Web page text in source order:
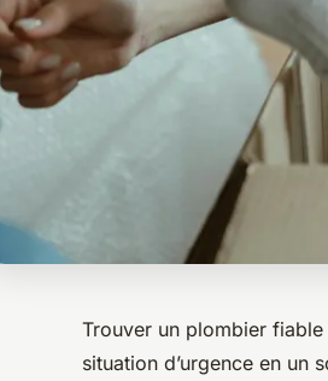
Trouver un plombier
situation d’urgence en un